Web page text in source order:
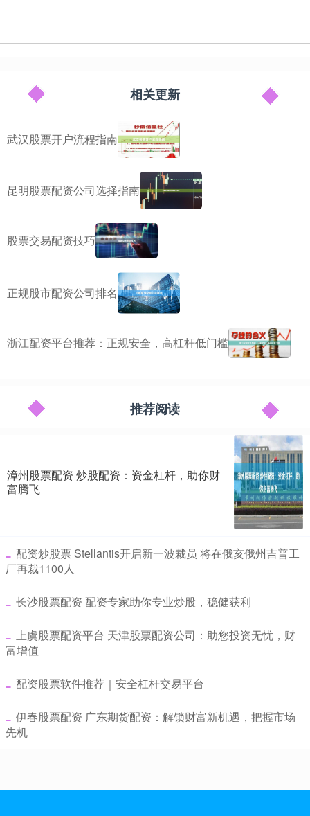
相关更新
武汉股票开户流程指南
昆明股票配资公司选择指南
股票交易配资技巧
正规股市配资公司排名
浙江配资平台推荐：正规安全，高杠杆低门槛
推荐阅读
漳州股票配资 炒股配资：资金杠杆，助你财
富腾飞
​配资炒股票 Stellantis开启新一波裁员 将在俄亥俄州吉普工
厂再裁1100人
​长沙股票配资 配资专家助你专业炒股，稳健获利
​上虞股票配资平台 天津股票配资公司：助您投资无忧，财
富增值
​配资股票软件推荐｜安全杠杆交易平台
​伊春股票配资 广东期货配资：解锁财富新机遇，把握市场
先机